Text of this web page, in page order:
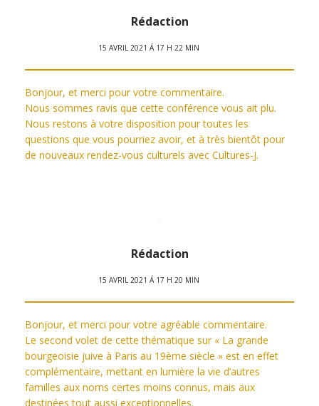
Rédaction
15 AVRIL 2021 Á 17 H 22 MIN
Bonjour, et merci pour votre commentaire.
Nous sommes ravis que cette conférence vous ait plu.
Nous restons à votre disposition pour toutes les
questions que vous pourriez avoir, et à très bientôt pour
de nouveaux rendez-vous culturels avec Cultures-J.
Rédaction
15 AVRIL 2021 Á 17 H 20 MIN
Bonjour, et merci pour votre agréable commentaire.
Le second volet de cette thématique sur « La grande
bourgeoisie juive à Paris au 19ème siècle » est en effet
complémentaire, mettant en lumière la vie d’autres
familles aux noms certes moins connus, mais aux
destinées tout aussi exceptionnelles.